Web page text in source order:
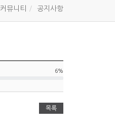
커뮤니티 공지사항
6%
목록